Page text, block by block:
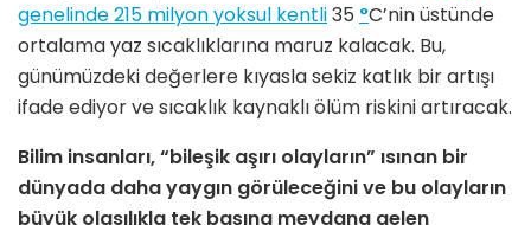
genelinde 215 milyon yoksul kentli35 °C’nin üstünde
ortalama yaz sıcaklıklarına maruz kalacak. Bu,
günümüzdeki değerlere kıyasla sekiz katlık bir artışı
ifade ediyor ve sıcaklık kaynaklı ölüm riskini artıracak.
Bilim insanları, “bileşik aşırı olayların” ısınan bir
dünyada daha yaygın görüleceğini ve bu olayların
büyük olasılıkla tek başına meydana gelen